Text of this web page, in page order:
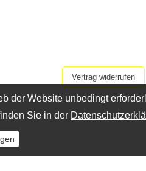
Vertrag widerrufen
der Website unbedingt
Sie in der